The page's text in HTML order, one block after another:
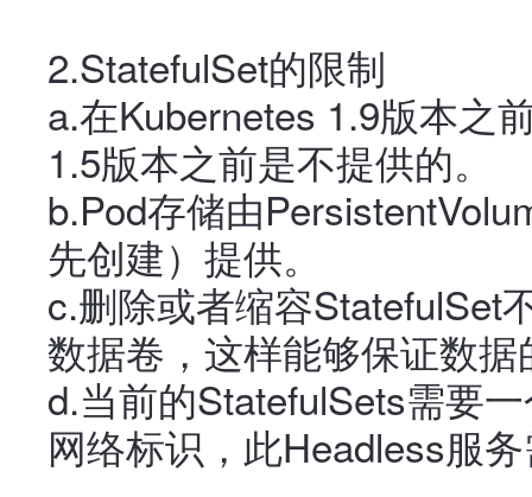
2.StatefulSet的限制
a.在Kubernetes 1.9版本之
1.5版本之前是不提供的。
b.Pod存储由
先创建）提供。
c.删除或者缩容StatefulSet
数据卷，这样能够保证数
d.当前的StatefulSets需要
网络标识，此Headless服